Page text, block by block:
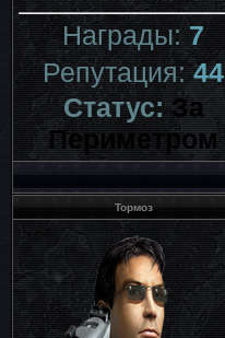
Награды:7
Репутация:44
Статус:За
Периметром
Тормоз